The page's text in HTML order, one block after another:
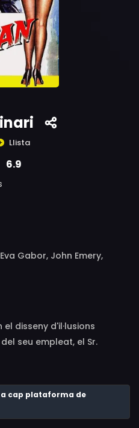
Llista
6.9
Gabor, John Emery,
Patrick O'Neal, Jay
Roy Engel, Lyle
disseny d'il·lusions
seu empleat, el Sr.
Rinaldi. També és un
de disfressa realistes.
pròpia carrera com a
seves pròpies il·lusions
fan miques per Ormond,
cap plataforma de